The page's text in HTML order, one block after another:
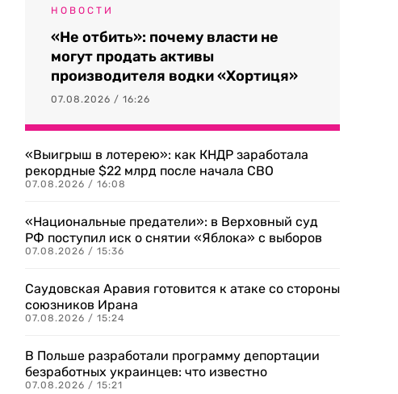
НОВОСТИ
«Не отбить»: почему власти не
могут продать активы
производителя водки «Хортиця»
07.08.2026 / 16:26
«Выигрыш в лотерею»: как КНДР заработала
рекордные $22 млрд после начала СВО
07.08.2026 / 16:08
«Национальные предатели»: в Верховный суд
РФ поступил иск о снятии «Яблока» с выборов
07.08.2026 / 15:36
Саудовская Аравия готовится к атаке со стороны
союзников Ирана
07.08.2026 / 15:24
В Польше разработали программу депортации
безработных украинцев: что известно
07.08.2026 / 15:21